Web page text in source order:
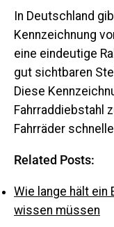
In Deutschland
Kennzeichnung
eine eindeutige
gut sichtbaren
Diese
Fahrraddiebstahl
Fahrräder
Related Posts:
Wie lange hält ein
wissen müssen